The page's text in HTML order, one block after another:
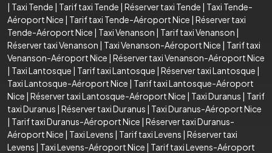
| Taxi Tende | Tarif taxi Tende | Réserver taxi Tende | Taxi Tende-
Aéroport Nice | Tarif taxi Tende-Aéroport Nice | Réserver taxi
Tende-Aéroport Nice | Taxi Venanson | Tarif taxi Venanson |
Réserver taxi Venanson | Taxi Venanson-Aéroport Nice | Tarif taxi
Venanson-Aéroport Nice | Réserver taxi Venanson-Aéroport Nice
| Taxi Lantosque | Tarif taxi Lantosque | Réserver taxi Lantosque |
Taxi Lantosque-Aéroport Nice | Tarif taxi Lantosque-Aéroport
Nice | Réserver taxi Lantosque-Aéroport Nice | Taxi Duranus | Tarif
taxi Duranus | Réserver taxi Duranus | Taxi Duranus-Aéroport Nice
| Tarif taxi Duranus-Aéroport Nice | Réserver taxi Duranus-
Aéroport Nice | Taxi Levens | Tarif taxi Levens | Réserver taxi
Levens | Taxi Levens-Aéroport Nice | Tarif taxi Levens-Aéroport